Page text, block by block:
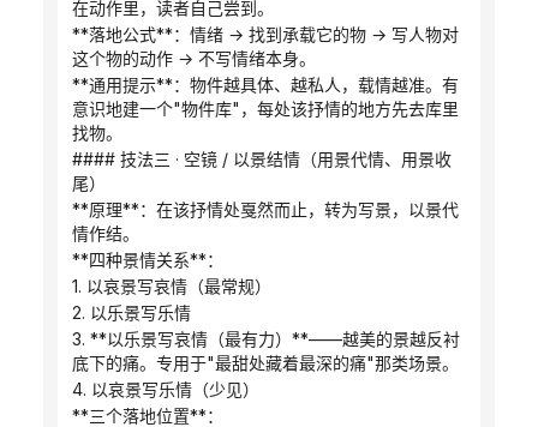
在动作里，读者自己尝到。
**落地公式**：情绪 → 找到承载它的物 → 写人物对
这个物的动作 → 不写情绪本身。
**通用提示**：物件越具体、越私人，载情越准。有
意识地建一个"物件库"，每处该抒情的地方先去库里
找物。
#### 技法三 · 空镜 / 以景结情（用景代情、用景收
尾）
**原理**：在该抒情处戛然而止，转为写景，以景代
情作结。
**四种景情关系**：
1. 以哀景写哀情（最常规）
2. 以乐景写乐情
3. **以乐景写哀情（最有力）**——越美的景越反衬
底下的痛。专用于"最甜处藏着最深的痛"那类场景。
4. 以哀景写乐情（少见）
**三个落地位置**：